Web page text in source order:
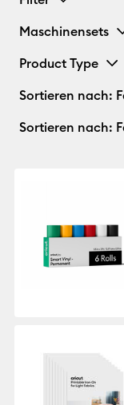
Maschinensets
Product Type
Sortieren nach:
Sortieren nach: